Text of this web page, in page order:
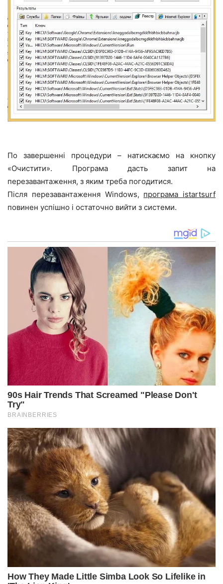
По завершенні процедури – натискаємо на кнопку
«Очистити». Програма дасть запит на
перезавантаження, з яким треба погодитися.
Після перезавантаження Windows, програма istartsurf
повинен успішно і остаточно вийти з системи.